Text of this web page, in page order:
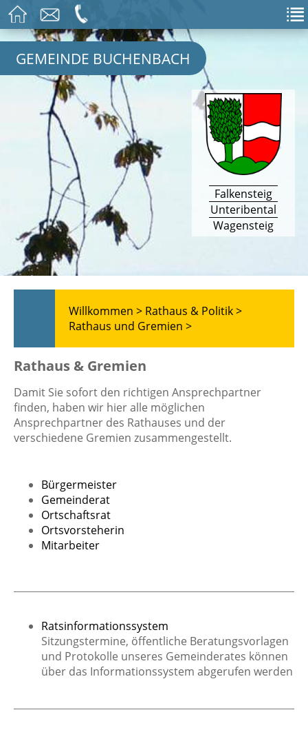
GEMEINDE BUCHENBACH
Falkensteig
Unteribental
Wagensteig
Willkommen > Rathaus & Politik >
Rathaus und Gremien >
Rathaus & Gremien
Damit Sie sofort den richtigen Ansprechpartner
finden, haben wir hier alle möglichen
Ansprechpartner des Rathauses und der
verschiedene Gremien zusammengestellt.
Bürgermeister
Gemeinderat
Ortschaftsrat
Ortsvorsteherin
Mitarbeiter
Ratsinformationssystem
Sitzungstermine, öffentliche Beratungsvorlagen
und Protokolle unseres Gemeinderates können
über das Informationssystem abgerufen werden